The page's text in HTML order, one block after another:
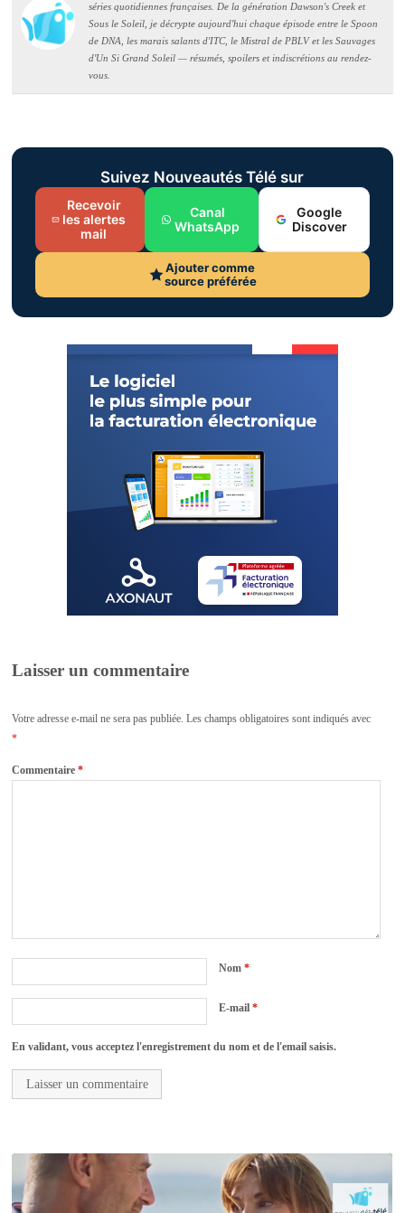
séries quotidiennes françaises. De la génération Dawson's Creek et
Sous le Soleil, je décrypte aujourd'hui chaque épisode entre le Spoon
de DNA, les marais salants d'ITC, le Mistral de PBLV et les Sauvages
d'Un Si Grand Soleil — résumés, spoilers et indiscrétions au rendez-
vous.
Suivez Nouveautés Télé sur
Recevoir
les alertes
mail
Canal
WhatsApp
Google
Discover
Ajouter comme
source préférée
Laisser un commentaire
Votre adresse e-mail ne sera pas publiée. Les champs obligatoires sont indiqués avec
*
Commentaire*
Nom*
E-mail*
En validant, vous acceptez l'enregistrement du nom et de l'email saisis.